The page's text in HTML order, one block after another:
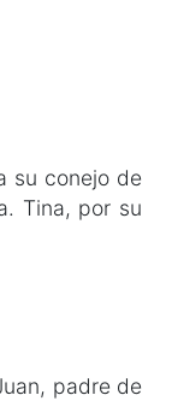
su conejo de
Tina, por su
padre de